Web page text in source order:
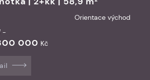
Orientace východ
-
000 Kč